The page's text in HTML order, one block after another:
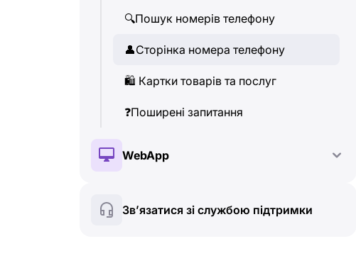
🔍Пошук номерів телефону
👤Сторінка номера телефону
🛍 ️ Картки товарів та послуг
❓Поширені запитання
WebApp
Зв’язатися зі службою підтримки